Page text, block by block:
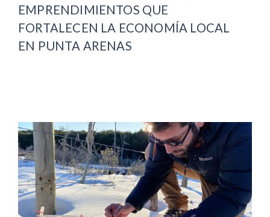
EMPRENDIMIENTOS QUE
FORTALECEN LA ECONOMÍA LOCAL
EN PUNTA ARENAS